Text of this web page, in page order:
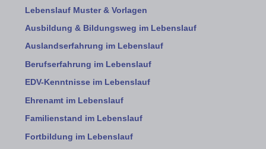
Lebenslauf Muster & Vorlagen
Ausbildung & Bildungsweg im Lebenslauf
Auslandserfahrung im Lebenslauf
Berufserfahrung im Lebenslauf
EDV-Kenntnisse im Lebenslauf
Ehrenamt im Lebenslauf
Familienstand im Lebenslauf
Fortbildung im Lebenslauf